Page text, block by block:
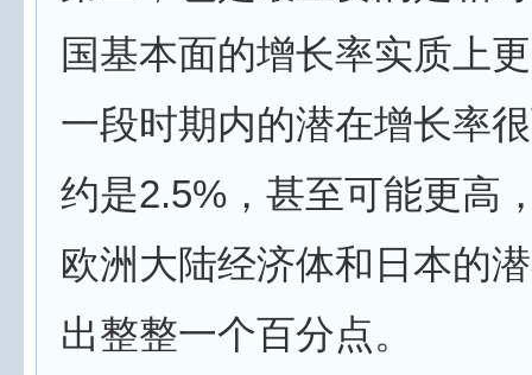
国基本面的增长率实质上
一段时期内的潜在增长率
约是2.5%，甚至可能更高
欧洲大陆经济体和日本的
出整整一个百分点。